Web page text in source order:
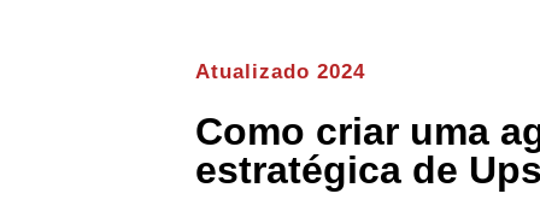
Atualizado 2024
Como criar uma
estratégica de